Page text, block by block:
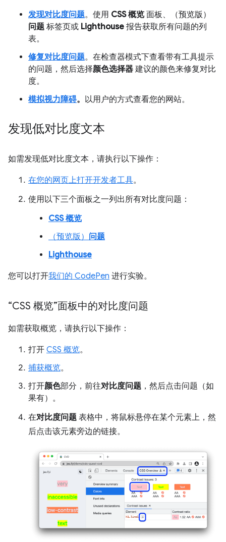
发现对比度问题。使用 CSS 概览 面板、（预览版）
问题 标签页或 Lighthouse 报告获取所有问题的列
表。
修复对比度问题。在检查器模式下查看带有工具提示
的问题，然后选择颜色选择器 建议的颜色来修复对比
度。
模拟视力障碍。 以用户的方式查看您的网站。
发现低对比度文本
如需发现低对比度文本，请执行以下操作：
在您的网页上打开开发者工具。
使用以下三个面板之一列出所有对比度问题：
CSS 概览
（预览版） 问题
Lighthouse
您可以打开我们的 CodePen 进行实验。
“CSS 概览”面板中的对比度问题
如需获取概览，请执行以下操作：
打开 CSS 概览。
捕获概览。
打开颜色部分，前往对比度问题 ，然后点击问题（如
果有）。
在对比度问题 表格中，将鼠标悬停在某个元素上，然
后点击该元素旁边的链接。